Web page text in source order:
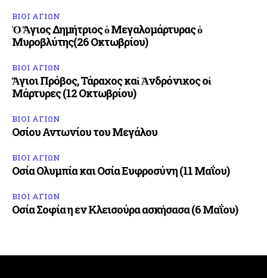
ΒΙΟΙ ΑΓΙΩΝ
Ὁ Ἅγιος Δημήτριος ὁ Μεγαλομάρτυρας ὁ
Μυροβλύτης(26 Οκτωβρίου)
ΒΙΟΙ ΑΓΙΩΝ
Ἅγιοι Πρόβος, Τάραχος καὶ Ἀνδρόνικος οἱ
Μάρτυρες (12 Οκτωβρίου)
ΒΙΟΙ ΑΓΙΩΝ
Οσίου Αντωνίου του Μεγάλου
ΒΙΟΙ ΑΓΙΩΝ
Οσία Ολυμπία και Οσία Ευφροσύνη (11 Μαΐου)
ΒΙΟΙ ΑΓΙΩΝ
Οσία Σοφία η εν Κλεισούρα ασκήσασα (6 Μαΐου)